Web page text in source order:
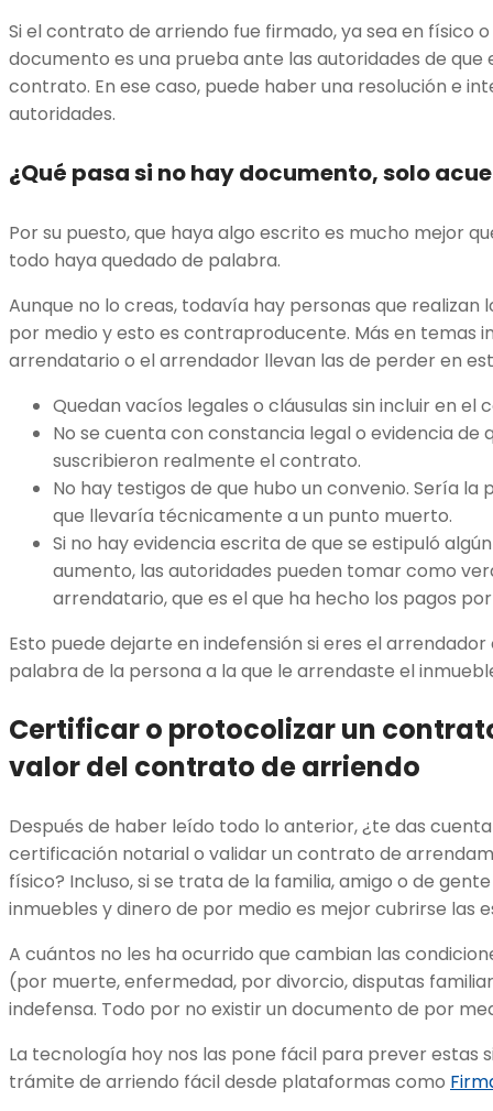
Si el contrato de arriendo fue firmado, ya sea en físico
documento es una prueba ante las autoridades de
contrato. En ese caso, puede haber una resolución e
autoridades.
¿Qué pasa si no hay documento, solo
Por su puesto, que haya algo escrito es mucho mejor
todo haya quedado de palabra.
Aunque no lo creas, todavía hay personas que realizan
por medio y esto es contraproducente. Más en temas
arrendatario o el arrendador llevan las de perder en
Quedan vacíos legales o cláusulas sin incluir en
No se cuenta con constancia legal o evidencia de
suscribieron realmente el contrato.
No hay testigos de que hubo un convenio. Sería
que llevaría técnicamente a un punto muerto.
Si no hay evidencia escrita de que se estipuló
aumento, las autoridades pueden tomar como
arrendatario, que es el que ha hecho los pagos
Esto puede dejarte en indefensión si eres el
palabra de la persona a la que le arrendaste el
Certificar o protocolizar un
valor del contrato de arriendo
Después de haber leído todo lo anterior, ¿te das
certificación notarial o validar un contrato de
físico? Incluso, si se trata de la familia, amigo o de
inmuebles y dinero de por medio es mejor cubrirse las
A cuántos no les ha ocurrido que cambian las
(por muerte, enfermedad, por divorcio, disputas
indefensa. Todo por no existir un documento de por
La tecnología hoy nos las pone fácil para prever estas
trámite de arriendo fácil desde plataformas como